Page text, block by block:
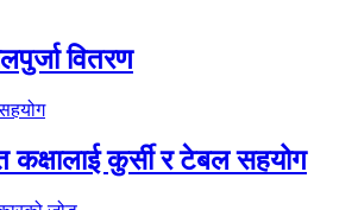
वितरण
कुर्सी र टेबल सहयोग